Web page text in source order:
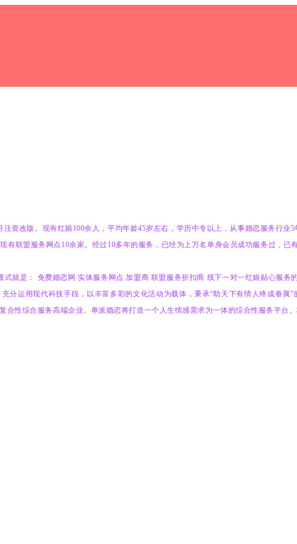
注资改版。现有红娘100余人，平均年龄45岁左右，学历中专以上，从事婚恋服务行业5
有联盟服务网点 10余家。经过 10多年的服务，已经为上万名单身会员成功服务过，已
式就是： 免费婚恋网 实体服务网点 加盟商 联盟服务折扣商 线下一对一红娘贴心服务
分运用现代科技手段，以丰富多彩的文化活动为载体，秉承“助天下有情人终成眷属
性综合服务高端企业。单派婚恋将打造一个人生情感需求为一体的综合性服务平台